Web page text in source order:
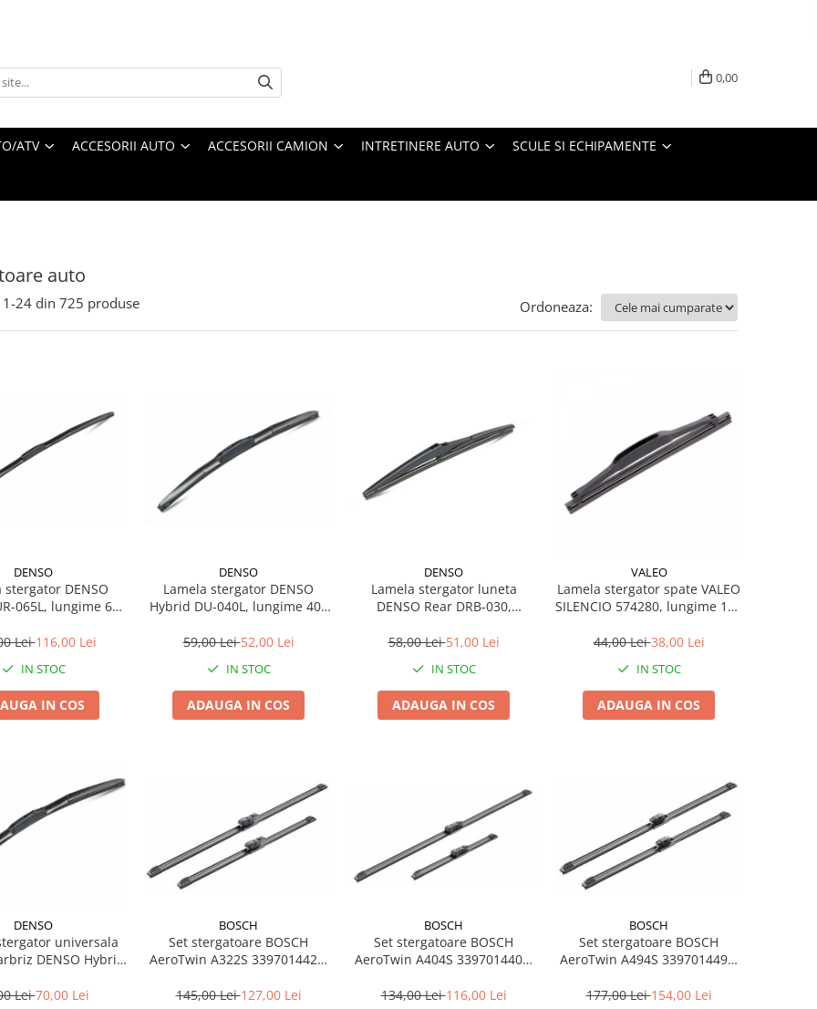
0,00
ATV ACCESORII AUTO ACCESORII CAMION INTRETINERE AUTO SCULE SI ECHIPAMENTE
auto
1-24 din 725 produse Ordoneaza:
DENSO
stergator DENSO
065L, lungime 650
hibrida
Lei116,00 Lei
IN STOC
IN COS
DENSO
Lamela stergator DENSO
Hybrid DU-040L, lungime 400
stergator hibrida
59,00 Lei52,00 Lei
IN STOC
ADAUGA IN COS
DENSO
Lamela stergator luneta
DENSO Rear DRB-030,
58,00 Lei51,00 Lei
IN STOC
ADAUGA IN COS
VALEO
Lamela stergator spate VALEO
SILENCIO 574280, lungime 180
44,00 Lei38,00 Lei
IN STOC
ADAUGA IN COS
DENSO
universala
DENSO Hybrid
Lei70,00 Lei
BOSCH
Set stergatoare BOSCH
AeroTwin A322S 3397014422,
lama lata, pentru vehicule cu
145,00 Lei127,00 Lei
BOSCH
Set stergatoare BOSCH
AeroTwin A404S 3397014404,
lama lata, pentru vehicule cu
134,00 Lei116,00 Lei
BOSCH
Set stergatoare BOSCH
AeroTwin A494S 3397014494,
lama lata, pentru BMW X2
177,00 Lei154,00 Lei